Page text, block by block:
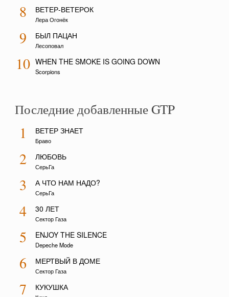
8 ВЕТЕР-ВЕТЕРОК
Лера Огонёк
9 БЫЛ ПАЦАН
Лесоповал
10 WHEN THE SMOKE IS GOING DOWN
Scorpions
Последние добавленные GTP
1 ВЕТЕР ЗНАЕТ
Браво
2 ЛЮБОВЬ
СерьГа
3 А ЧТО НАМ НАДО?
СерьГа
4 30 ЛЕТ
Сектор Газа
5 ENJOY THE SILENCE
Depeche Mode
6 МЕРТВЫЙ В ДОМЕ
Сектор Газа
7 КУКУШКА